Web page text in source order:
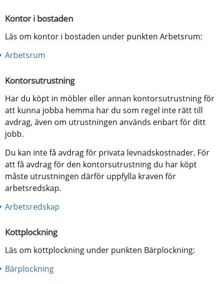
Kontor i bostaden
Läs om kontor i bostaden under punkten Arbetsrum:
Arbetsrum
Kontorsutrustning
Har du köpt in möbler eller annan kontorsutrustning för
att kunna jobba hemma har du som regel inte rätt till
avdrag, även om utrustningen används enbart för ditt
jobb.
Du kan inte få avdrag för privata levnadskostnader. För
att få avdrag för den kontorsutrustning du har köpt
måste utrustningen därför uppfylla kraven för
arbetsredskap.
Arbetsredskap
Kottplockning
Läs om kottplockning under punkten Bärplockning:
Bärplockning